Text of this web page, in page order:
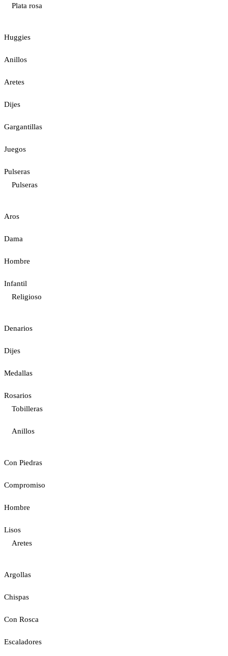
Plata rosa
Huggies
Anillos
Aretes
Dijes
Gargantillas
Juegos
Pulseras
Pulseras
Aros
Dama
Hombre
Infantil
Religioso
Denarios
Dijes
Medallas
Rosarios
Tobilleras
Anillos
Con Piedras
Compromiso
Hombre
Lisos
Aretes
Argollas
Chispas
Con Rosca
Escaladores